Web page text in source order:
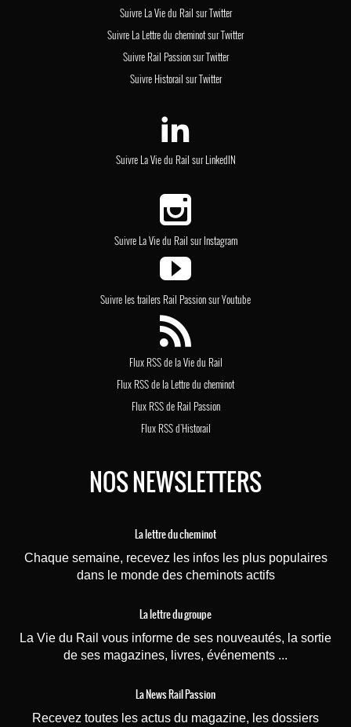
Suivre La Vie du Rail sur Twitter
Suivre La Lettre du cheminot sur Twitter
Suivre Rail Passion sur Twitter
Suivre Historail sur Twitter
Suivre La Vie du Rail sur LinkedIN
Suivre La Vie du Rail sur Instagram
Suivre les trailers Rail Passion sur Youtube
Flux RSS de la Vie du Rail
Flux RSS de la Lettre du cheminot
Flux RSS de Rail Passion
Flux RSS d'Historail
NOS NEWSLETTERS
La lettre du cheminot
Chaque semaine, recevez les infos les plus populaires
dans le monde des cheminots actifs
La lettre du groupe
La Vie du Rail vous informe de ses nouveautés, la sortie
de ses magazines, livres, événements ...
La News Rail Passion
Recevez toutes les actus du magazine, les dossiers